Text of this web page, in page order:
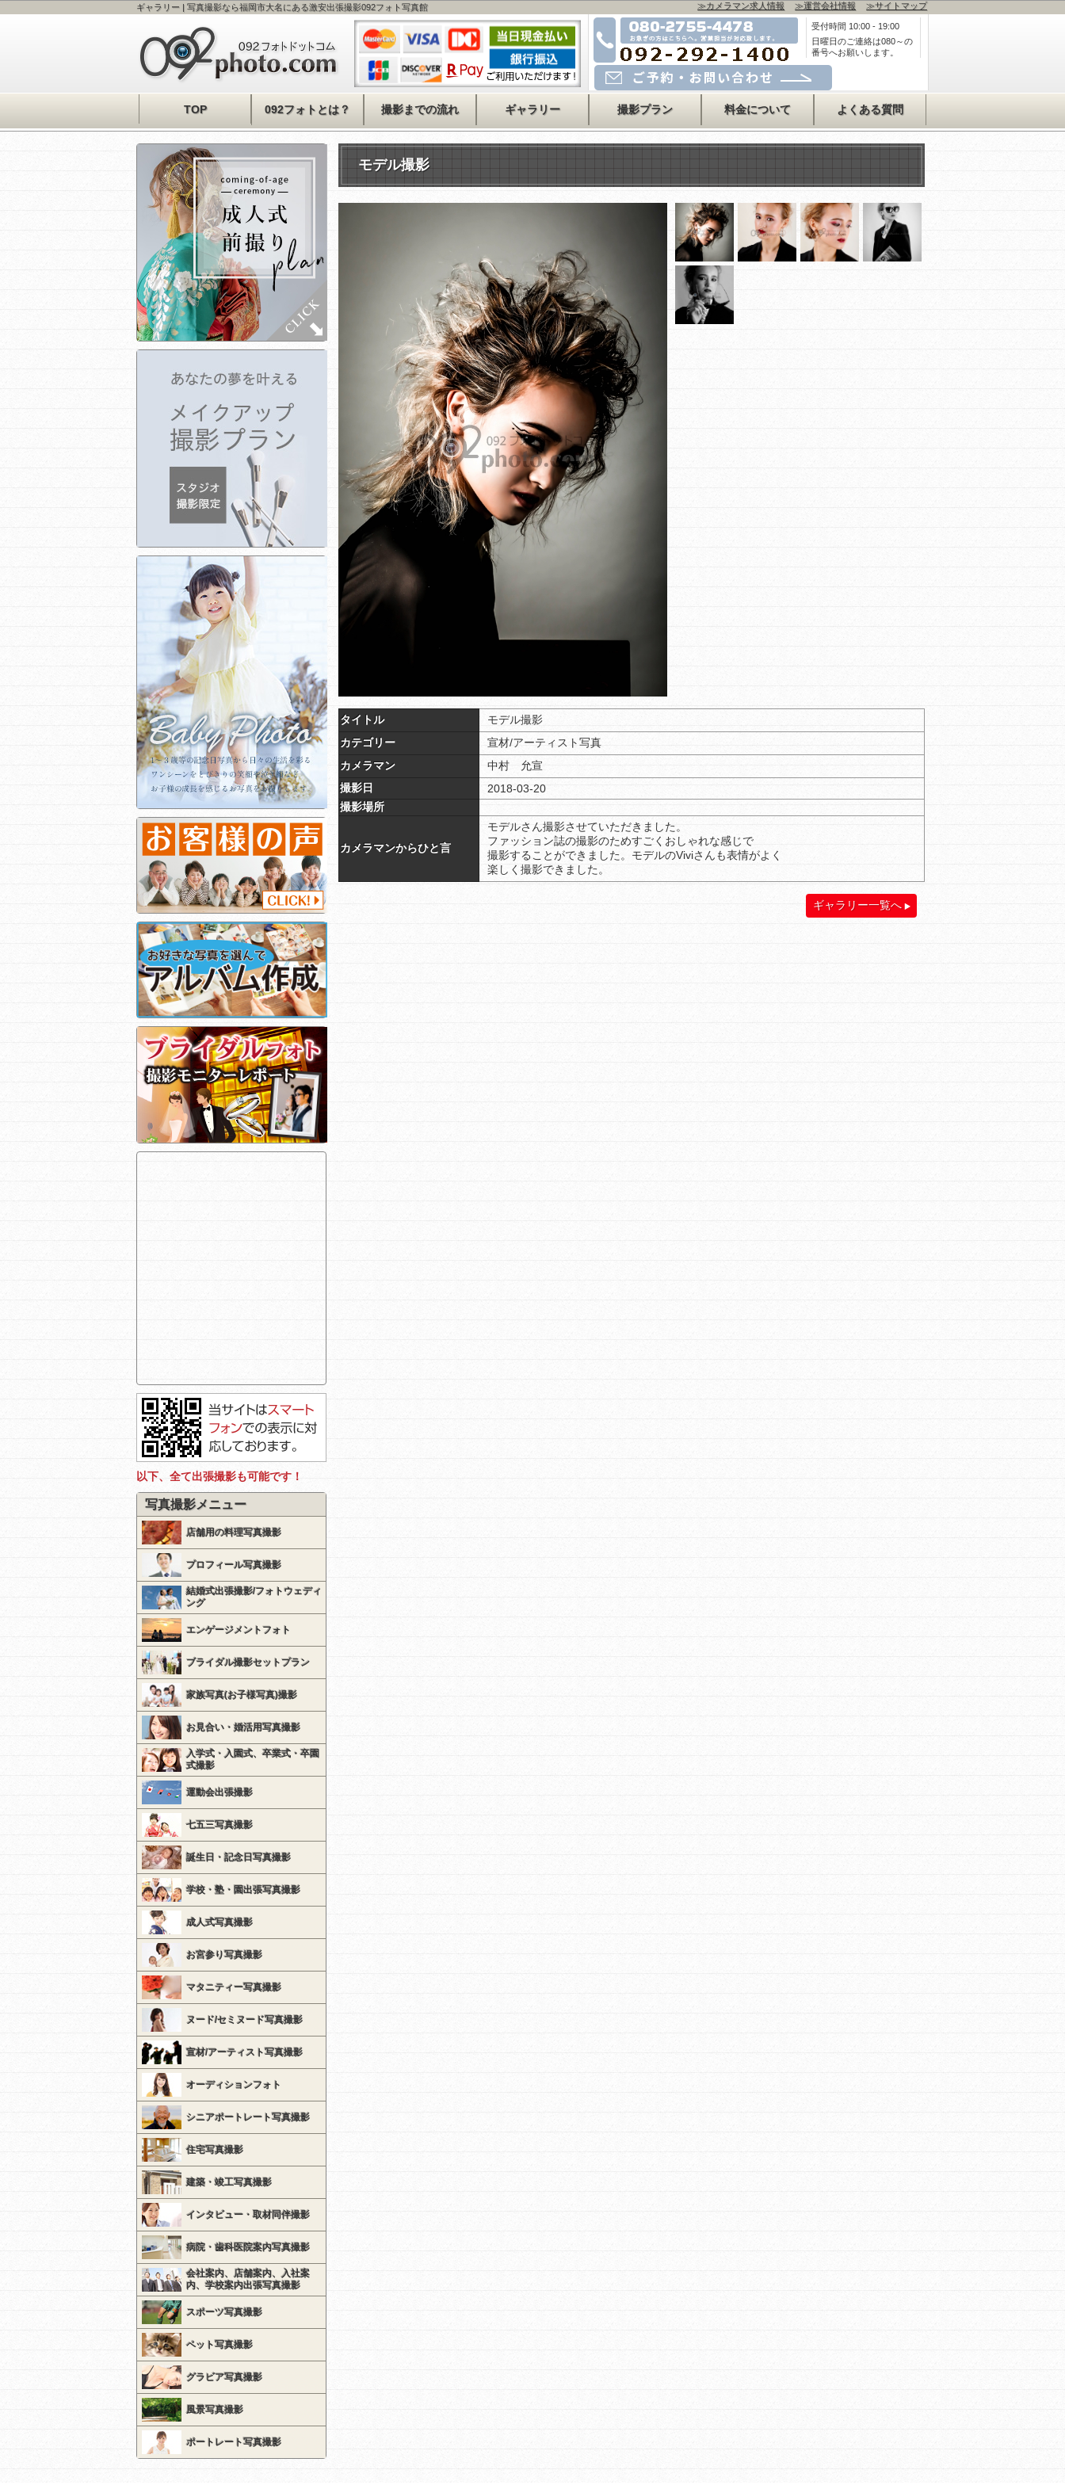
ギャラリー | 写真撮影なら福岡市大名にある激安出張撮影092フォト写真館
受付時間 10:00 - 19:00
日曜日のご連絡は080～の
番号へお願いします。
お急ぎの方はこちら
080-2755-4478
運営会社事務所
092-715-2525
メールでのご予約・お問い合わせはコチラ
≫カメラマン求人情報 ≫運営会社情報 ≫サイトマップ
TOP 092フォトとは？ 撮影までの流れ ギャラリー 撮影プラン 料金について よくある質問
モデル撮影
タイトル
モデル撮影
カテゴリー
宣材/アーティスト写真
カメラマン
中村 允宣
撮影日
2018-03-20
撮影場所
カメラマンからひと言
モデルさん撮影させていただきました。
ファッション誌の撮影のためすごくおしゃれな感じで
撮影することができました。モデルのViviさんも表情がよく
楽しく撮影できました。
ギャラリー一覧へ
以下、全て出張撮影も可能です！
写真撮影メニュー
店舗用の料理写真撮影
プロフィール写真撮影
結婚式出張撮影/フォトウェディ
ング
エンゲージメントフォト
ブライダル撮影セットプラン
家族写真(お子様写真)撮影
お見合い・婚活用写真撮影
入学式・入園式、卒業式・卒園
式撮影
運動会出張撮影
七五三写真撮影
誕生日・記念日写真撮影
学校・塾・園出張写真撮影
成人式写真撮影
お宮参り写真撮影
マタニティー写真撮影
ヌード/セミヌード写真撮影
宣材/アーティスト写真撮影
オーディションフォト
シニアポートレート写真撮影
住宅写真撮影
建築・竣工写真撮影
インタビュー・取材同伴撮影
病院・歯科医院案内写真撮影
会社案内、店舗案内、入社案
内、学校案内出張写真撮影
スポーツ写真撮影
ペット写真撮影
グラビア写真撮影
風景写真撮影
ポートレート写真撮影